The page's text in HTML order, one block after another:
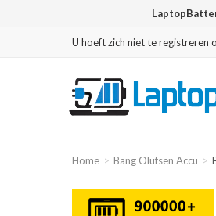
U hoeft zich niet te registreren
Home Bang Olufsen Accu